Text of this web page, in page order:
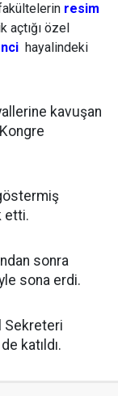
resim
açtığı özel
hayalindeki
kavuşan
etti.
sonra
sona erdi.
Sekreteri
katıldı.